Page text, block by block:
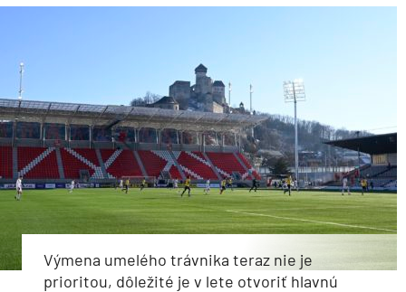
Výmena umelého trávnika teraz nie je
prioritou, dôležité je v lete otvoriť hlavnú